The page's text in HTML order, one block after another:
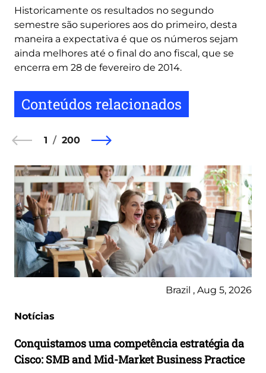
Historicamente os resultados no segundo
semestre são superiores aos do primeiro, desta
maneira a expectativa é que os números sejam
ainda melhores até o final do ano fiscal, que se
encerra em 28 de fevereiro de 2014.
Conteúdos relacionados
1 200
Brazil , Aug 5, 2026
Notícias
Conquistamos uma competência estratégia da
Cisco: SMB and Mid-Market Business Practice